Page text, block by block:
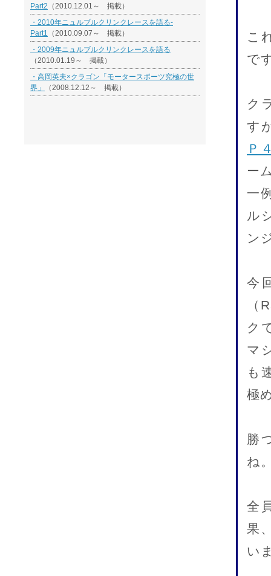
Part2 （2010.12.01～ 掲載）
・2010年ニュルブルクリンクレースを語る-
Part1 （2010.09.07～ 掲載）
・2009年ニュルブルクリンクレースを語る
（2010.01.19～ 掲載）
・高岡英夫×クラゴン「モータースポーツ究極の世
界」
（2008.12.12～ 掲載）
こ
で
ク
す
Ｐ
ー
一
ル
ン
今
（
ク
マ
も
極
勝
ね
全
果
い